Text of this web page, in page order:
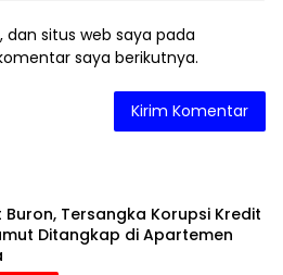
situs web saya pada
saya berikutnya.
Buron, Tersangka Korupsi Kredit
Ditangkap di Apartemen